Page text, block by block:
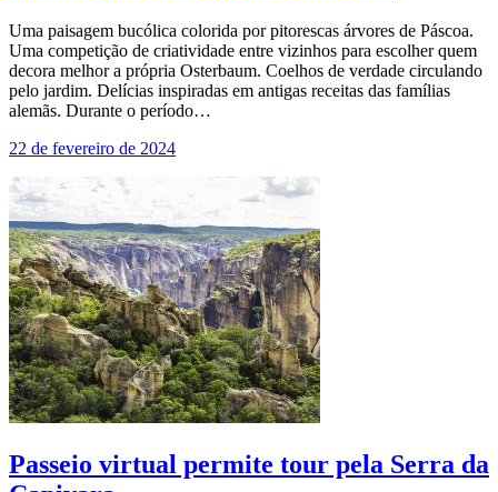
Uma paisagem bucólica colorida por pitorescas árvores de Páscoa.
Uma competição de criatividade entre vizinhos para escolher quem
decora melhor a própria Osterbaum. Coelhos de verdade circulando
pelo jardim. Delícias inspiradas em antigas receitas das famílias
alemãs. Durante o período…
22 de fevereiro de 2024
Passeio virtual permite tour pela Serra da